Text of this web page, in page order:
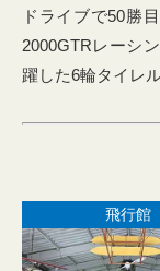
ドライブで50勝
2000GTRレーシ
躍した6輪タイレ
飛行館